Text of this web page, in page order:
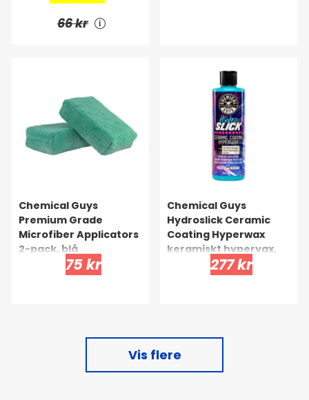
66 kr
Chemical Guys
Premium Grade
Microfiber Applicators
2-pack, blå
75 kr
Chemical Guys
Hydroslick Ceramic
Coating Hyperwax
keramiskt hypervax,
277 kr
Vis flere